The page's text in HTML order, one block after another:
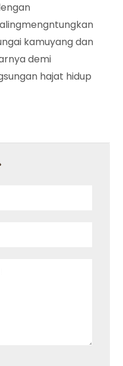
kamuyang dan
demi
hajat hidup